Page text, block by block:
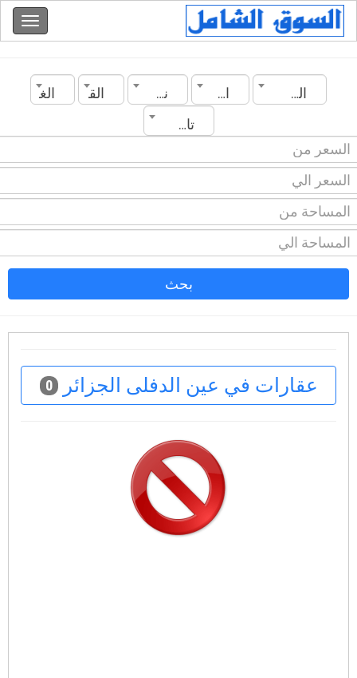
الجزائر المدينة نوع العقار القسم
الغرف
تاريخ الانشاء
بحث
عقارات في عين الدفلى الجزائر 0